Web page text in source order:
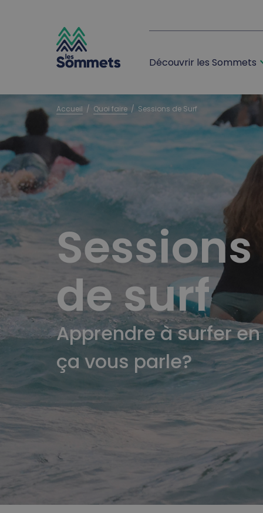
Découvrir les Sommets
Sessions
de surf
Apprendre à surfer
ça vous parle?
Accueil
  /
Quoi faire
  /
Sessions de Surf